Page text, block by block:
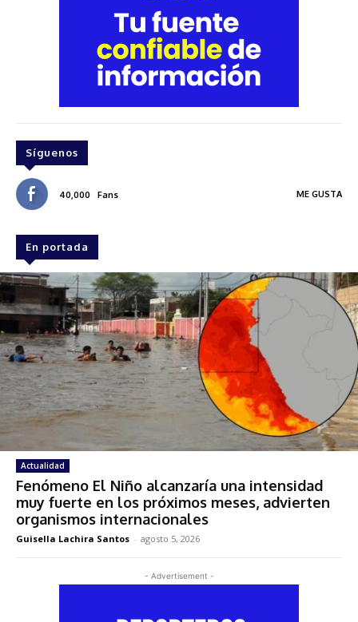
Síguenos
40,000 Fans ME GUSTA
En portada
Actualidad
Fenómeno El Niño alcanzaría una intensidad
muy fuerte en los próximos meses, advierten
organismos internacionales
Guisella Lachira Santos - agosto 5, 2026
- Advertisement -